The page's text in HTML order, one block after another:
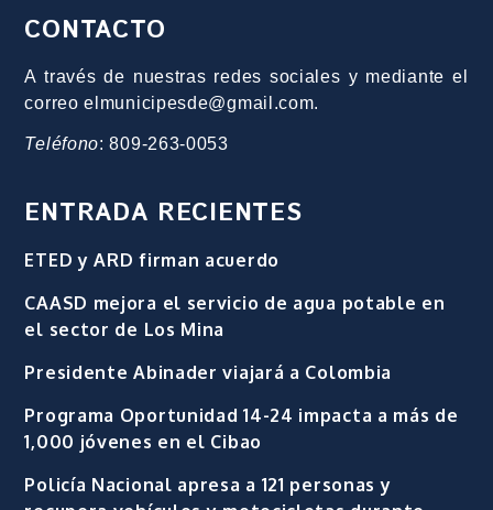
CONTACTO
A través de nuestras redes sociales y mediante el
correo elmunicipesde@gmail.com.
Teléfono: 809-263-0053
ENTRADA RECIENTES
ETED y ARD firman acuerdo
CAASD mejora el servicio de agua potable en
el sector de Los Mina
Presidente Abinader viajará a Colombia
Programa Oportunidad 14-24 impacta a más de
1,000 jóvenes en el Cibao
Policía Nacional apresa a 121 personas y